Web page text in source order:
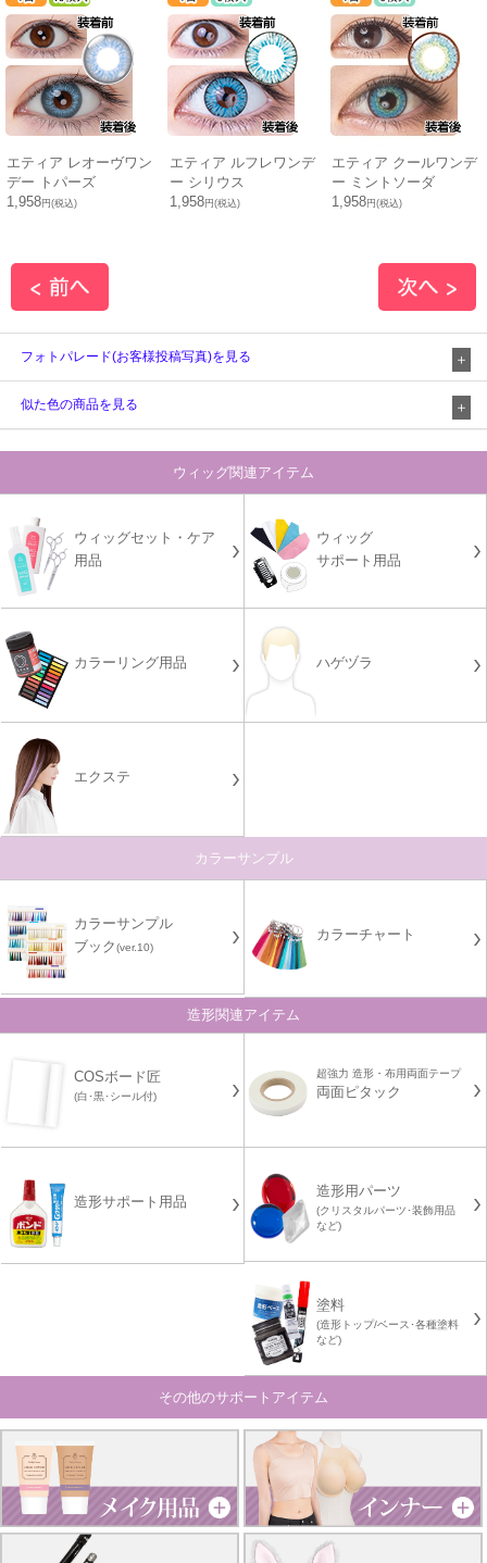
エティア レオーヴワン
デー トパーズ
1,958円(税込)
エティア ルフレワンデ
ー シリウス
1,958円(税込)
エティア クールワンデ
ー ミントソーダ
1,958円(税込)
フォトパレード(お客様投稿写真)を見る
似た色の商品を見る
ウィッグ関連アイテム
ウィッグセット・ケア
用品
ウィッグ
サポート用品
カラーリング用品 ハゲヅラ
エクステ
カラーサンプル
カラーサンプル
ブック(ver.10)
カラーチャート
造形関連アイテム
COSボード匠
(白･黒･シール付)
超強力 造形・布用両面テープ
両面ピタック
造形サポート用品
造形用パーツ
(クリスタルパーツ･装飾用品
など)
塗料
(造形トップ/ベース･各種塗料
など)
その他のサポートアイテム